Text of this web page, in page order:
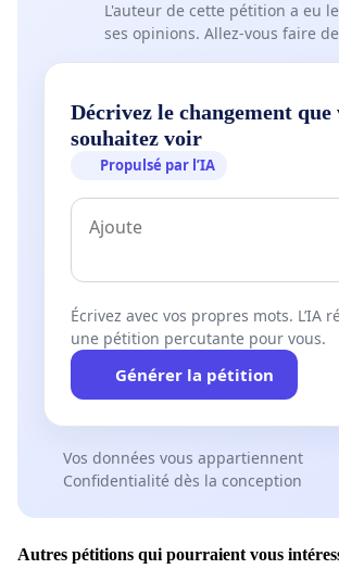
L'auteur de cette pétition a eu
ses opinions. Allez-vous faire
Décrivez le changement que
souhaitez voir
Propulsé par l’IA
Écrivez avec vos propres mots. L’IA
une pétition percutante pour vous.
Générer la pétition
Vos données vous appartiennent
Confidentialité dès la conception
Autres pétitions qui pourraient vous